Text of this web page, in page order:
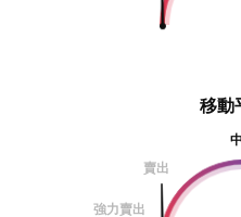
移動
賣出
強力賣出